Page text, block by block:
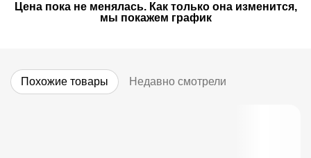
Цена пока не менялась. Как только она изменится,
мы покажем график
Похожие товары Недавно смотрели